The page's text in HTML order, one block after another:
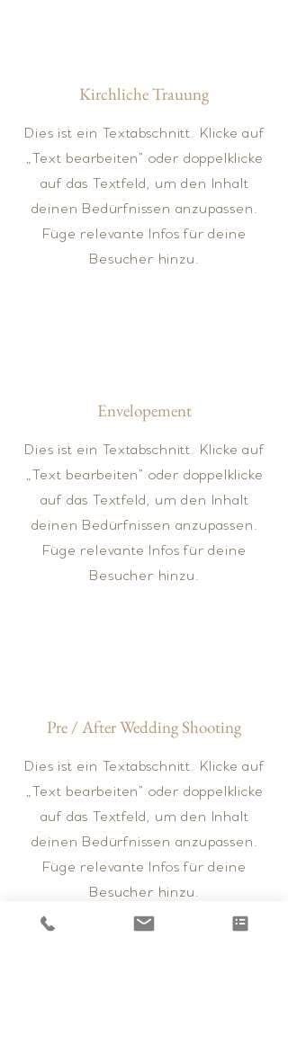
Kirchliche Trauung
Dies ist ein Textabschnitt. Klicke auf
„Text bearbeiten” oder doppelklicke
auf das Textfeld, um den Inhalt
deinen Bedürfnissen anzupassen.
Füge relevante Infos für deine
Besucher hinzu.
Envelopement
Dies ist ein Textabschnitt. Klicke auf
„Text bearbeiten” oder doppelklicke
auf das Textfeld, um den Inhalt
deinen Bedürfnissen anzupassen.
Füge relevante Infos für deine
Besucher hinzu.
Pre / After Wedding Shooting
Dies ist ein Textabschnitt. Klicke auf
„Text bearbeiten” oder doppelklicke
auf das Textfeld, um den Inhalt
deinen Bedürfnissen anzupassen.
Füge relevante Infos für deine
Besucher hinzu.